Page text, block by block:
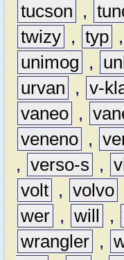
tucson
,
twizy , typ ,
unimog
,
urvan
, v-
vaneo ,
veneno ,
, verso-s ,
volt , volvo
wer , will ,
wrangler ,